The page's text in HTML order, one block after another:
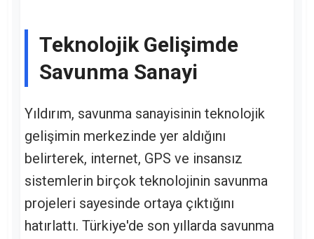
Teknolojik Gelişimde
Savunma Sanayi
Yıldırım, savunma sanayisinin teknolojik
gelişimin merkezinde yer aldığını
belirterek, internet, GPS ve insansız
sistemlerin birçok teknolojinin savunma
projeleri sayesinde ortaya çıktığını
hatırlattı. Türkiye'de son yıllarda savunma